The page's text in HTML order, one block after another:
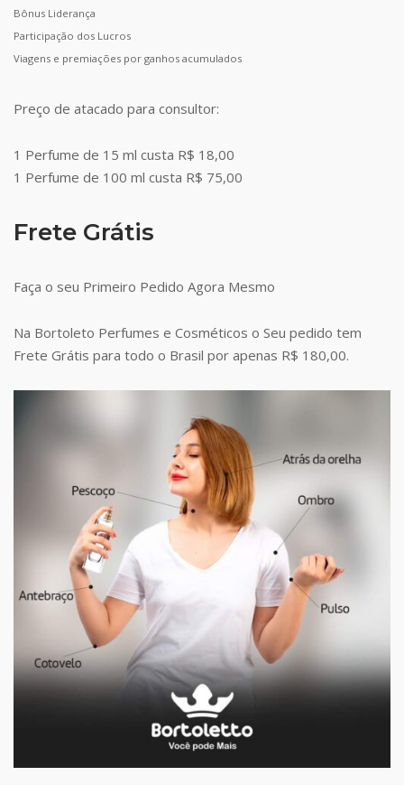
Bônus Liderança
Participação dos Lucros
Viagens e premiações por ganhos acumulados
Preço de atacado para consultor:
1 Perfume de 15 ml custa R$ 18,00
1 Perfume de 100 ml custa R$ 75,00
Frete Grátis
Faça o seu Primeiro Pedido Agora Mesmo
Na Bortoleto Perfumes e Cosméticos o Seu pedido tem
Frete Grátis para todo o Brasil por apenas R$ 180,00.